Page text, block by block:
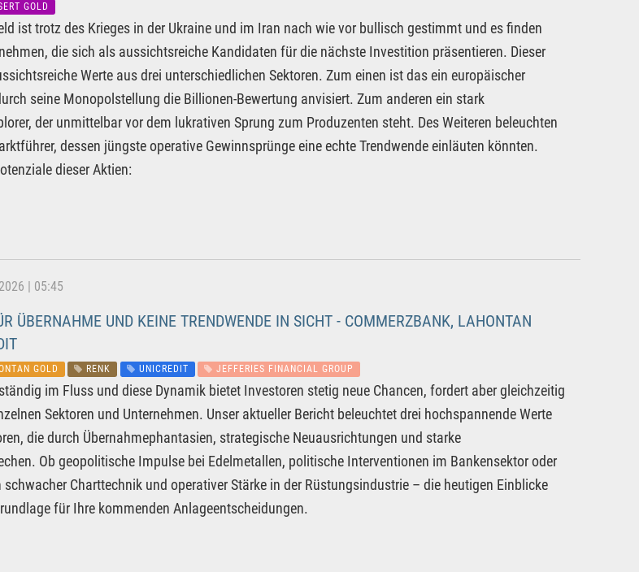
GOLD
ist trotz des Krieges in der Ukraine und im Iran nach wie vor bullisch gestimmt und es finden
die sich als aussichtsreiche Kandidaten für die nächste Investition präsentieren. Dieser
Werte aus drei unterschiedlichen Sektoren. Zum einen ist das ein europäischer
seine Monopolstellung die Billionen-Bewertung anvisiert. Zum anderen ein stark
der unmittelbar vor dem lukrativen Sprung zum Produzenten steht. Des Weiteren beleuchten
dessen jüngste operative Gewinnsprünge eine echte Trendwende einläuten könnten.
dieser Aktien:
| 05:45
ÜBERNAHME UND KEINE TRENDWENDE IN SICHT - COMMERZBANK, LAHONTAN
GOLD RENK UNICREDIT JEFFERIES FINANCIAL GROUP
im Fluss und diese Dynamik bietet Investoren stetig neue Chancen, fordert aber gleichzeitig
Sektoren und Unternehmen. Unser aktueller Bericht beleuchtet drei hochspannende Werte
die durch Übernahmephantasien, strategische Neuausrichtungen und starke
Ob geopolitische Impulse bei Edelmetallen, politische Interventionen im Bankensektor oder
Charttechnik und operativer Stärke in der Rüstungsindustrie – die heutigen Einblicke
für Ihre kommenden Anlageentscheidungen.